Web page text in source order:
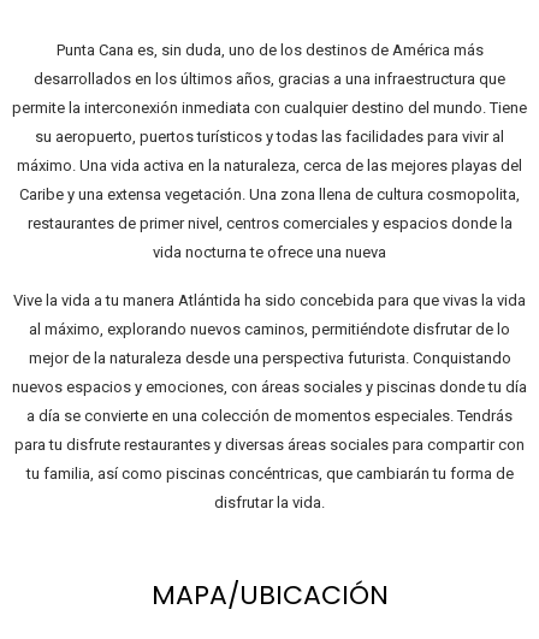
Punta Cana es, sin duda, uno de los destinos de América más
desarrollados en los últimos años, gracias a una infraestructura que
permite la interconexión inmediata con cualquier destino del mundo. Tiene
su aeropuerto, puertos turísticos y todas las facilidades para vivir al
máximo. Una vida activa en la naturaleza, cerca de las mejores playas del
Caribe y una extensa vegetación. Una zona llena de cultura cosmopolita,
restaurantes de primer nivel, centros comerciales y espacios donde la
vida nocturna te ofrece una nueva
Vive la vida a tu manera Atlántida ha sido concebida para que vivas la vida
al máximo, explorando nuevos caminos, permitiéndote disfrutar de lo
mejor de la naturaleza desde una perspectiva futurista. Conquistando
nuevos espacios y emociones, con áreas sociales y piscinas donde tu día
a día se convierte en una colección de momentos especiales. Tendrás
para tu disfrute restaurantes y diversas áreas sociales para compartir con
tu familia, así como piscinas concéntricas, que cambiarán tu forma de
disfrutar la vida.
MAPA/UBICACIÓN